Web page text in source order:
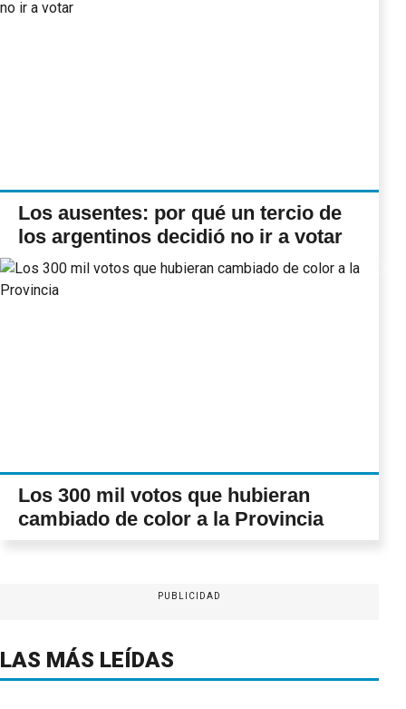
Los ausentes: por qué un tercio de
los argentinos decidió no ir a votar
Los 300 mil votos que hubieran
cambiado de color a la Provincia
PUBLICIDAD
LAS MÁS LEÍDAS